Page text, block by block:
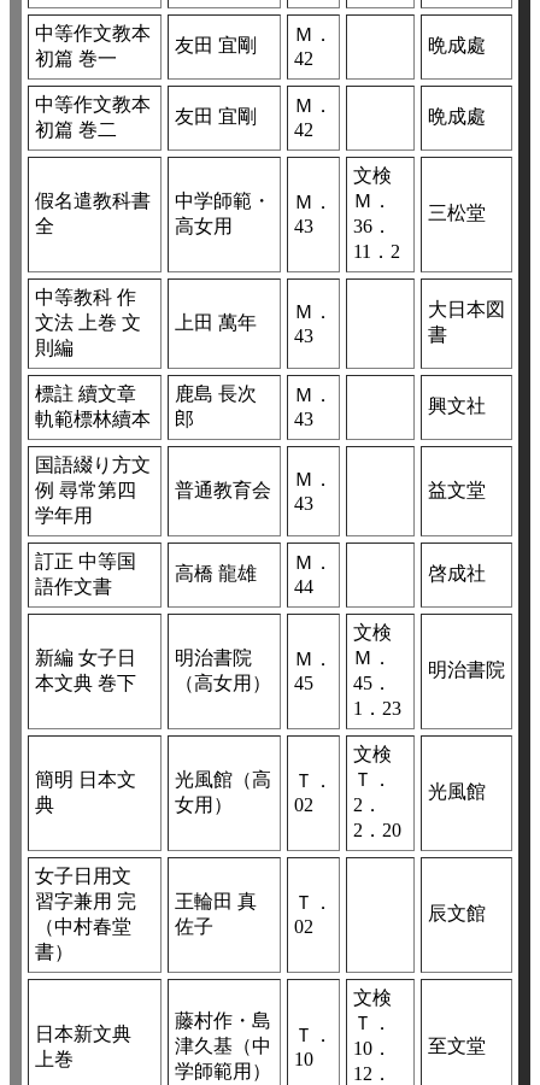
中等作文教本
初篇 巻一
友田 宜剛
Ｍ．
42
晩成處
中等作文教本
初篇 巻二
友田 宜剛
Ｍ．
42
晩成處
假名遣教科書
全
中学師範・
高女用
Ｍ．
43
文検
Ｍ．
36．
11．2
三松堂
中等教科 作
文法 上巻 文
則編
上田 萬年
Ｍ．
43
大日本図
書
標註 續文章
軌範標林續本
鹿島 長次
郎
Ｍ．
43
興文社
国語綴り方文
例 尋常第四
学年用
普通教育会
Ｍ．
43
益文堂
訂正 中等国
語作文書
高橋 龍雄
Ｍ．
44
啓成社
新編 女子日
本文典 巻下
明治書院
（高女用）
Ｍ．
45
文検
Ｍ．
45．
1．23
明治書院
簡明 日本文
典
光風館（高
女用）
Ｔ．
02
文検
Ｔ．
2．
2．20
光風館
女子日用文
習字兼用 完
（中村春堂
書）
王輪田 真
佐子
Ｔ．
02
辰文館
日本新文典
上巻
藤村作・島
津久基（中
学師範用）
Ｔ．
10
文検
Ｔ．
10．
12．
至文堂